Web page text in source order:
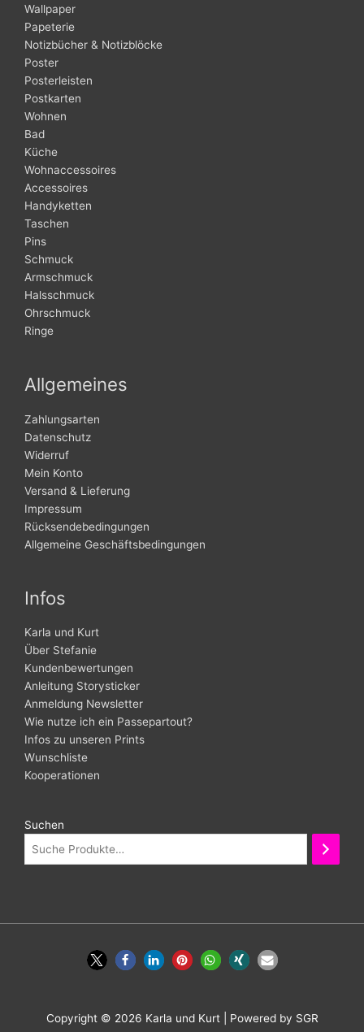
Wallpaper
Papeterie
Notizbücher & Notizblöcke
Poster
Posterleisten
Postkarten
Wohnen
Bad
Küche
Wohnaccessoires
Accessoires
Handyketten
Taschen
Pins
Schmuck
Armschmuck
Halsschmuck
Ohrschmuck
Ringe
Allgemeines
Zahlungsarten
Datenschutz
Widerruf
Mein Konto
Versand & Lieferung
Impressum
Rücksendebedingungen
Allgemeine Geschäftsbedingungen
Infos
Karla und Kurt
Über Stefanie
Kundenbewertungen
Anleitung Storysticker
Anmeldung Newsletter
Wie nutze ich ein Passepartout?
Infos zu unseren Prints
Wunschliste
Kooperationen
Suchen
Copyright © 2026 Karla und Kurt| Powered by SGR